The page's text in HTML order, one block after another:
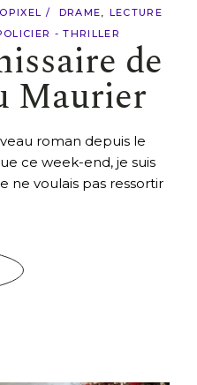
DRAME
LECTURE
- THRILLER
de
Maurier
roman depuis le
ce week-end, je suis
ne voulais pas ressortir